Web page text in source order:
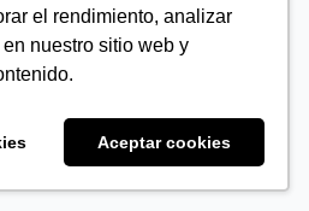
el rendimiento, analizar
nuestro sitio web y
Aceptar cookies